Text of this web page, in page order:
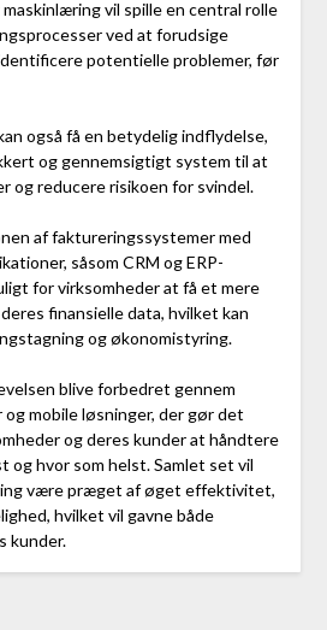
vil spille en central rolle
ved at forudsige
potentielle problemer, før
også få en betydelig indflydelse,
og gennemsigtigt system til at
og reducere risikoen for svindel.
af faktureringssystemer med
såsom CRM og ERP-
for virksomheder at få et mere
finansielle data, hvilket kan
og økonomistyring.
blive forbedret gennem
mobile løsninger, der gør det
og deres kunder at håndtere
og hvor som helst. Samlet set vil
være præget af øget effektivitet,
hvilket vil gavne både
kunder.